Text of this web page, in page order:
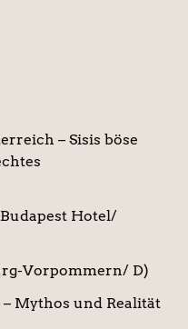
– Sisis böse
Hotel/
Vorpommern/ D)
Mythos und Realität